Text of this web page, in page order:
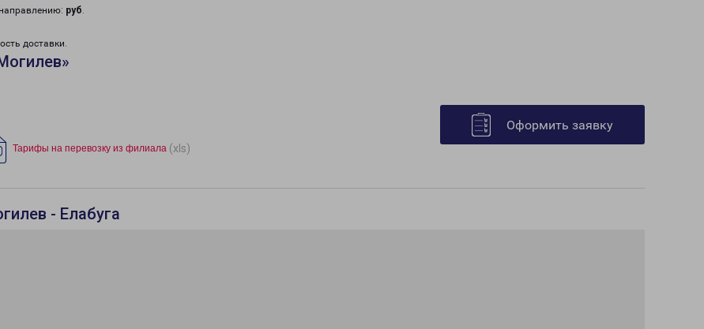
руб.
доставки.
Тарифы на перевозку из филиала (xls)
Оформить заявку
- Елабуга